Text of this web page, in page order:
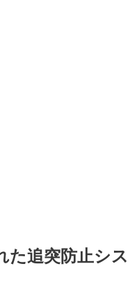
た追突防止シス